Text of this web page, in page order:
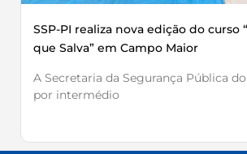
SSP-PI realiza nova edição do curso
que Salva” em Campo Maior
A Secretaria da Segurança Pública do
por intermédio